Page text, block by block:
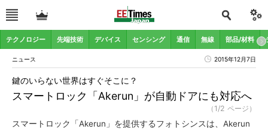
テクノロジー 先端技術 デバイス センシング 通信 無線 部品/材料
ニュース 2015年12月7日
スマートロック「Akerun」が自動ドアにも対応へ
鍵のいらない世界はすぐそこに？
（1/2 ページ）
スマートロック「Akerun」を提供するフォトシンスは、Akerun